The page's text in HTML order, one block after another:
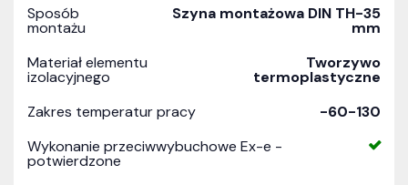
Sposób
montażu
Szyna montażowa DIN TH-35
mm
Materiał elementu
izolacyjnego
Tworzywo
termoplastyczne
Zakres temperatur pracy
-60-130
Wykonanie przeciwwybuchowe Ex-e -
potwierdzone